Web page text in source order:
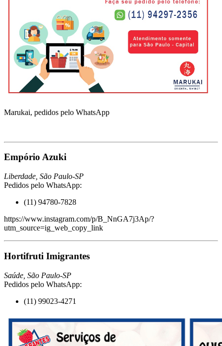
Marukai, pedidos pelo WhatsApp
Empório Azuki
Liberdade, São Paulo-SP
Pedidos pelo WhatsApp:
(11) 94780-7828
https://www.instagram.com/p/B_NnGA7j3Ap/?
utm_source=ig_web_copy_link
Hortifruti Imigrantes
Saúde, São Paulo-SP
Pedidos pelo WhatsApp:
(11) 99023-4271